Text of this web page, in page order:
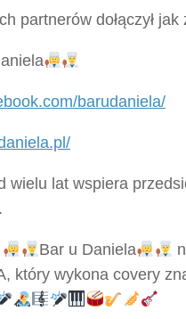
partnerów dołączył
barudaniela/
wielu lat wspiera
Bar u Daniela
który wykona covery